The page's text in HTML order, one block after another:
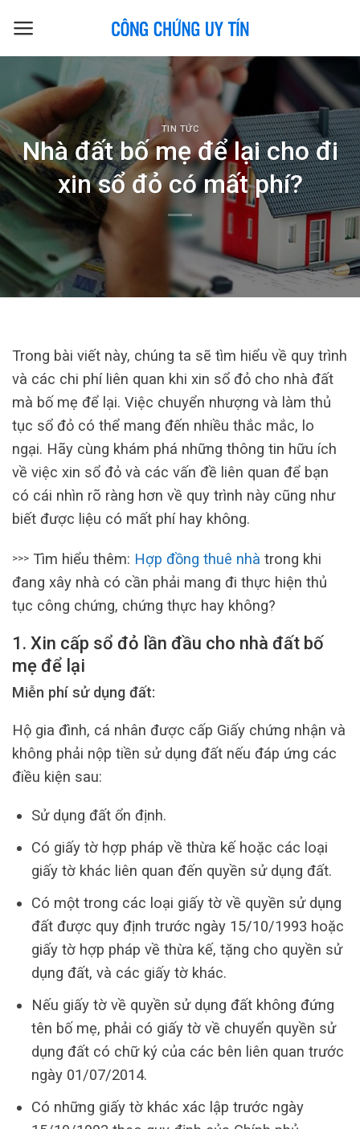
TIN TỨC
Nhà đất bố mẹ để lại cho đi
xin sổ đỏ có mất phí?
Trong bài viết này, chúng ta sẽ tìm hiểu về quy trình
và các chi phí liên quan khi xin sổ đỏ cho nhà đất
mà bố mẹ để lại. Việc chuyển nhượng và làm thủ
tục sổ đỏ có thể mang đến nhiều thắc mắc, lo
ngại. Hãy cùng khám phá những thông tin hữu ích
về việc xin sổ đỏ và các vấn đề liên quan để bạn
có cái nhìn rõ ràng hơn về quy trình này cũng như
biết được liệu có mất phí hay không.
>>> Tìm hiểu thêm: Hợp đồng thuê nhà trong khi
đang xây nhà có cần phải mang đi thực hiện thủ
tục công chứng, chứng thực hay không?
1. Xin cấp sổ đỏ lần đầu cho nhà đất bố
mẹ để lại
Miễn phí sử dụng đất:
Hộ gia đình, cá nhân được cấp Giấy chứng nhận và
không phải nộp tiền sử dụng đất nếu đáp ứng các
điều kiện sau:
Sử dụng đất ổn định.
Có giấy tờ hợp pháp về thừa kế hoặc các loại
giấy tờ khác liên quan đến quyền sử dụng đất.
Có một trong các loại giấy tờ về quyền sử dụng
đất được quy định trước ngày 15/10/1993 hoặc
giấy tờ hợp pháp về thừa kế, tặng cho quyền sử
dụng đất, và các giấy tờ khác.
Nếu giấy tờ về quyền sử dụng đất không đứng
tên bố mẹ, phải có giấy tờ về chuyển quyền sử
dụng đất có chữ ký của các bên liên quan trước
ngày 01/07/2014.
Có những giấy tờ khác xác lập trước ngày